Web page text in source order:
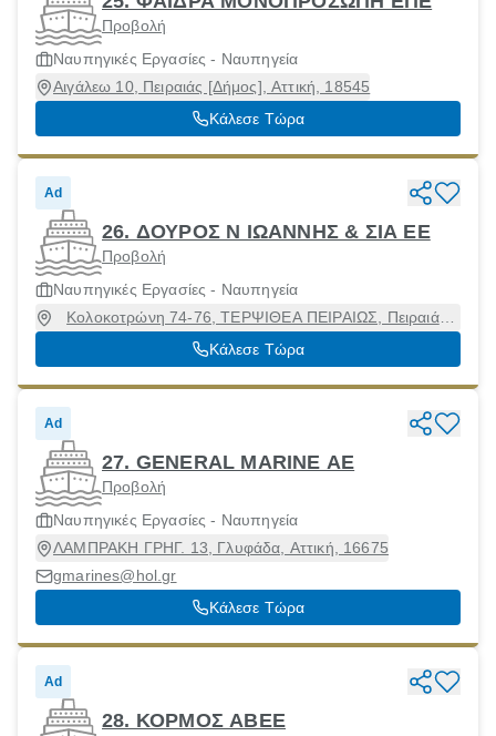
Προβολή
Ναυπηγικές Εργασίες - Ναυπηγεία
Αιγάλεω 10, Πειραιάς [Δήμος], Αττική, 18545
Κάλεσε Τώρα
Ad
26. ΔΟΥΡΟΣ Ν ΙΩΑΝΝΗΣ & ΣΙΑ ΕΕ
Προβολή
Ναυπηγικές Εργασίες - Ναυπηγεία
Κολοκοτρώνη 74-76, ΤΕΡΨΙΘΕΑ ΠΕΙΡΑΙΩΣ, Πειραιάς
[Δήμος], Αττική, 18535
Κάλεσε Τώρα
Ad
27. GENERAL MARINE ΑΕ
Προβολή
Ναυπηγικές Εργασίες - Ναυπηγεία
ΛΑΜΠΡΑΚΗ ΓΡΗΓ. 13, Γλυφάδα, Αττική, 16675
gmarines@hol.gr
Κάλεσε Τώρα
Ad
28. ΚΟΡΜΟΣ ΑΒΕΕ